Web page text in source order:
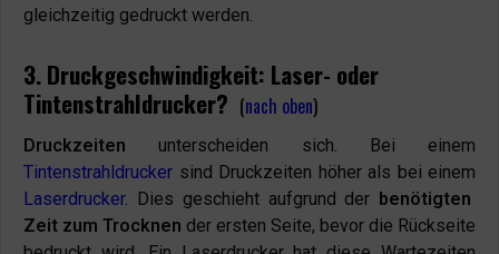
gleichzeitig gedruckt werden.
3. Druckgeschwindigkeit: Laser- oder
Tintenstrahldrucker? (nach oben)
Druckzeiten unterscheiden sich. Bei einem
Tintenstrahldrucker sind Druckzeiten höher als bei einem
Laserdrucker. Dies geschieht aufgrund der benötigten
Zeit zum Trocknen der ersten Seite, bevor die Rückseite